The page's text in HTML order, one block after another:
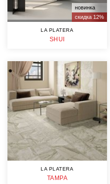
новинка
скидка 12%
LA PLATERA
SHUI
LA PLATERA
TAMPA